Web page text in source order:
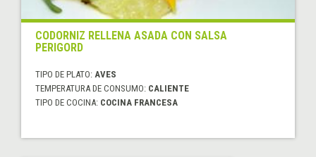
CODORNIZ RELLENA ASADA CON SALSA
PERIGORD
TIPO DE PLATO: AVES
TEMPERATURA DE CONSUMO: CALIENTE
TIPO DE COCINA: COCINA FRANCESA